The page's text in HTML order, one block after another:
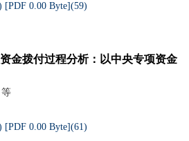
[PDF 0.00 Byte](59)
金拨付过程分析：以中央专项资金
等
[PDF 0.00 Byte](61)